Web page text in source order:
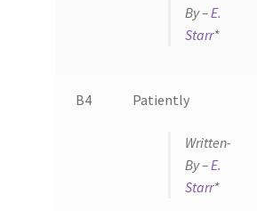
By –E.
Starr*
B4 Patiently
Written-
By –E.
Starr*